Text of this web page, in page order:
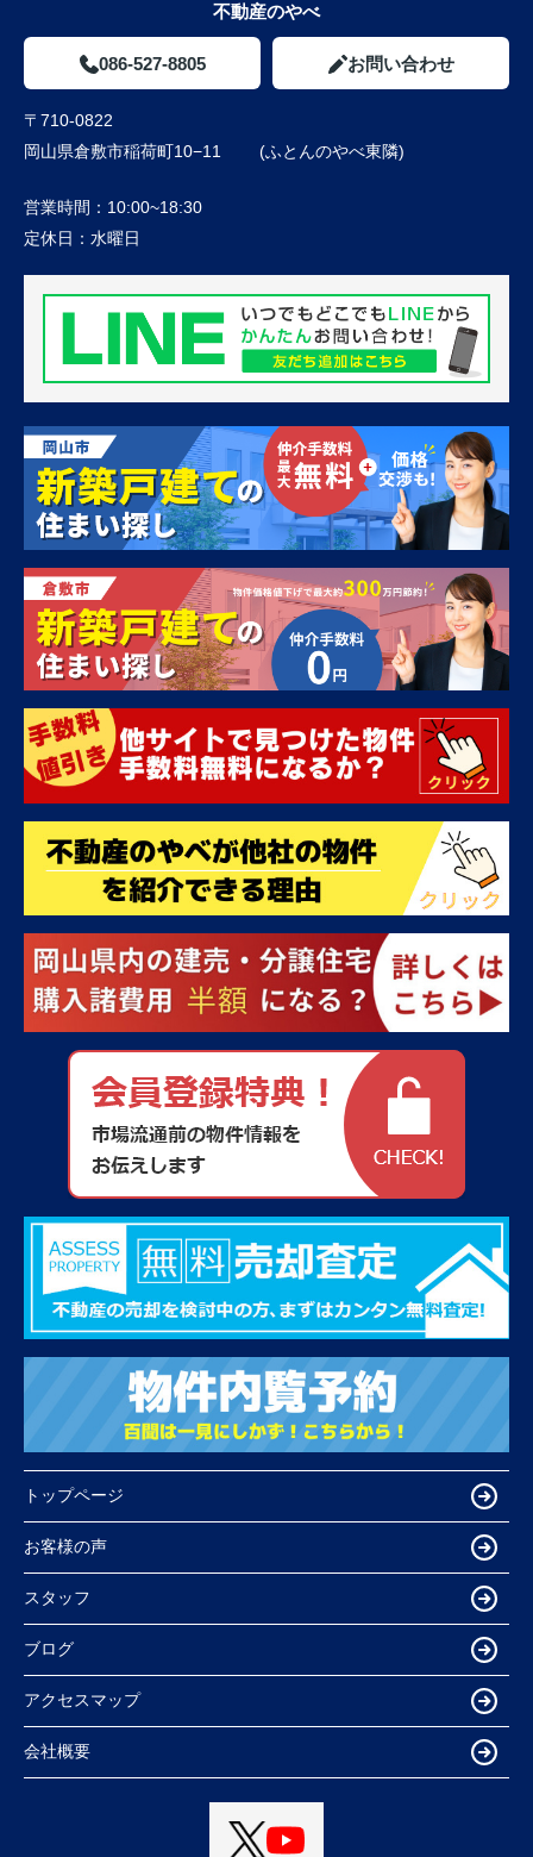
不動産のやべ
086-527-8805 お問い合わせ
〒710-0822
岡山県倉敷市稲荷町10−11 (ふとんのやべ東隣)
営業時間： 10:00~18:30
定休日： 水曜日
トップページ
お客様の声
スタッフ
ブログ
アクセスマップ
会社概要